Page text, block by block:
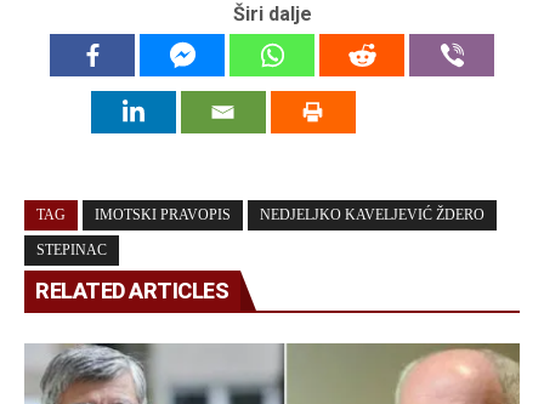
Širi dalje
TAG IMOTSKI PRAVOPIS NEDJELJKO KAVELJEVIĆ ŽDERO
STEPINAC
RELATED ARTICLES